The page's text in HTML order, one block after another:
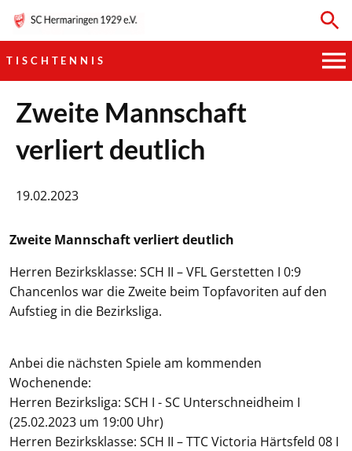
TISCHTENNIS
HAUPTVEREIN
SPORTKEGELN
TISCHTENNIS
BOGENSCHIESSEN
Zweite Mannschaft
verliert deutlich
19.02.2023
Zweite Mannschaft verliert deutlich
Herren Bezirksklasse: SCH II – VFL Gerstetten I 0:9
Chancenlos war die Zweite beim Topfavoriten auf den
Aufstieg in die Bezirksliga.
Anbei die nächsten Spiele am kommenden
Wochenende:
Herren Bezirksliga: SCH I - SC Unterschneidheim I
(25.02.2023 um 19:00 Uhr)
Herren Bezirksklasse: SCH II – TTC Victoria Härtsfeld 08 I